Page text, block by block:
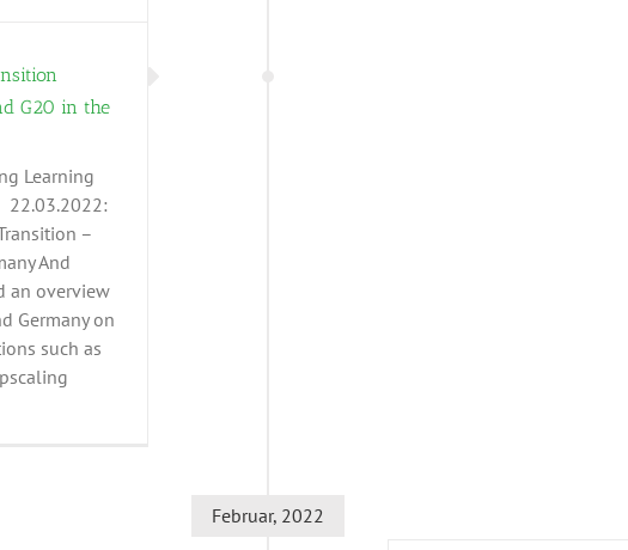
G20 in the
Learning
22.03.2022:
–
And
an overview
Germany on
such as
Februar, 2022